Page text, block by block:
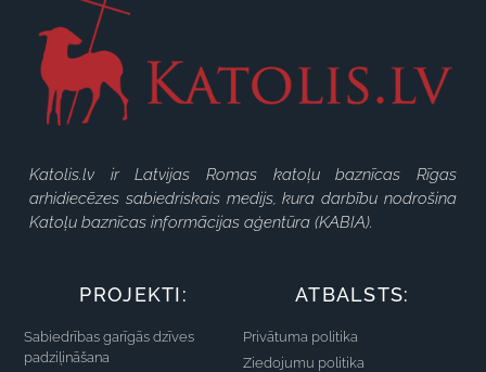
Katolis.lv ir Latvijas Romas katoļu baznīcas Rīgas
arhidiecēzes sabiedriskais medijs, kura darbību nodrošina
Katoļu baznīcas informācijas aģentūra (KABIA).
PROJEKTI:
Sabiedrības garīgās dzīves
padziļināšana
ATBALSTS:
Privātuma politika
Ziedojumu politika